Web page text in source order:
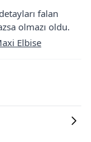
falan
olmazı oldu.
Elbise